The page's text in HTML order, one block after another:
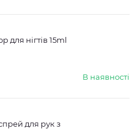
для нігтів 15ml
В наявності
для рук з